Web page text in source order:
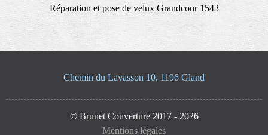
Réparation et pose de velux Grandcour 1543
Chemin du Lavasson 10, 1196 Gland
© Brunet Couverture 2017 - 2026
Mentions légales